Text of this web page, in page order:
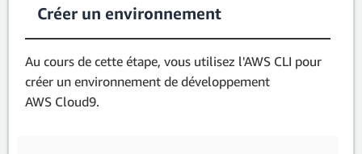
Créer un environnement
Au cours de cette étape, vous utilisez l'AWS CLI pour
créer un environnement de développement
AWS Cloud9.